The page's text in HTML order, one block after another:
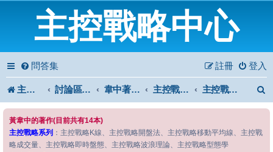
主控戰略中心
問答集 登入
註冊
主控戰略中心 討論區首頁 韋中著作問答區 主控戰略系列 主控戰略開盤法
黃韋中的著作(目前共有14本)
主控戰略系列 ：主控戰略K線、主控戰略開盤法、主控戰略移動平均線、主控戰
略成交量、主控戰略即時盤態、主控戰略波浪理論、主控戰略型態學